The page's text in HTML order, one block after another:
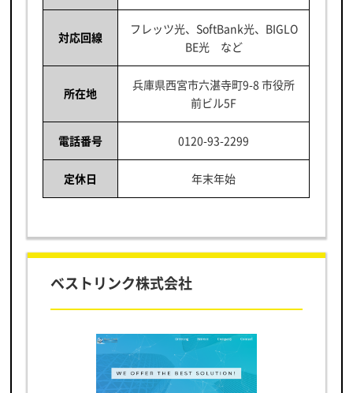
対応回線
フレッツ光、SoftBank光、BIGLO
BE光 など
所在地
兵庫県西宮市六湛寺町9-8 市役所
前ビル5F
電話番号 0120-93-2299
定休日 年末年始
ベストリンク株式会社